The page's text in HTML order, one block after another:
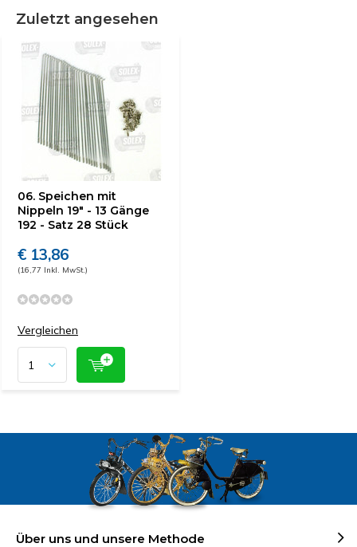
Zuletzt angesehen
06. Speichen mit
Nippeln 19" - 13 Gänge
192 - Satz 28 Stück
€ 13,86
(16,77 Inkl. MwSt.)
Vergleichen
Über uns und unsere Methode